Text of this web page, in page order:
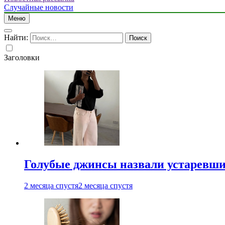
Случайные новости
Меню
Найти:
Заголовки
Голубые джинсы назвали
2 месяца спустя2 месяца спустя